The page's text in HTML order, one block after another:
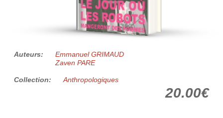
Auteurs:
Emmanuel GRIMAUD
Zaven PARE
Collection: Anthropologiques
20.00€